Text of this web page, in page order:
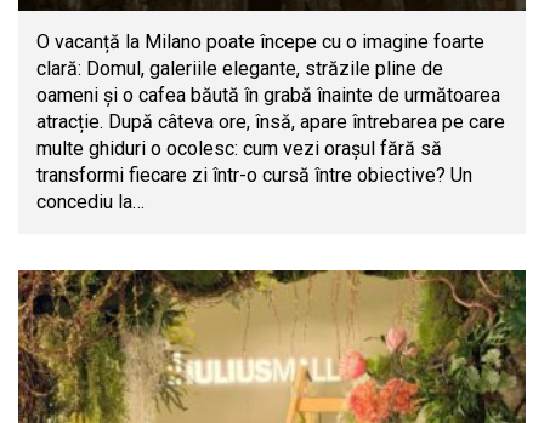
O vacanță la Milano poate începe cu o imagine foarte
clară: Domul, galeriile elegante, străzile pline de
oameni și o cafea băută în grabă înainte de următoarea
atracție. După câteva ore, însă, apare întrebarea pe care
multe ghiduri o ocolesc: cum vezi orașul fără să
transformi fiecare zi într-o cursă între obiective? Un
concediu la…